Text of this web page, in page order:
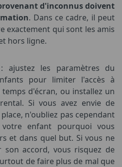
d'inconnus doivent
. Dans ce cadre, il peut
exactement qui sont les amis
hors ligne.
ajustez les paramètres du
pour limiter l'accès à
d'écran, ou installez un
Si vous avez envie de
n'oubliez pas cependant
enfant pourquoi vous
et dans quel but. Si vous ne
son accord, vous risquez de
de faire plus de mal que